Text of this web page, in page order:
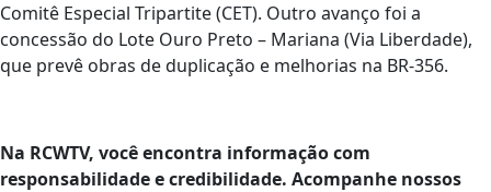
Comitê Especial Tripartite (CET). Outro avanço foi a
concessão do Lote Ouro Preto – Mariana (Via Liberdade),
que prevê obras de duplicação e melhorias na BR-356.
Na RCWTV, você encontra informação com
responsabilidade e credibilidade. Acompanhe nossos